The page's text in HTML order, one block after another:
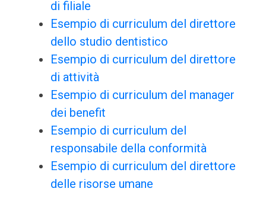
di filiale
Esempio di curriculum del direttore
dello studio dentistico
Esempio di curriculum del direttore
di attività
Esempio di curriculum del manager
dei benefit
Esempio di curriculum del
responsabile della conformità
Esempio di curriculum del direttore
delle risorse umane